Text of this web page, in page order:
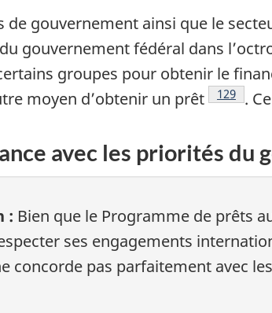
de gouvernement ainsi que le
gouvernement fédéral dans
groupes pour obtenir le
moyen d’obtenir un prêt
Notes de
129 .
avec les priorités du
: Bien que le Programme de prêts
ses engagements
concorde pas parfaitement avec